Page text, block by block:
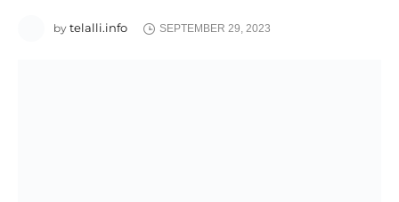
by telalli.info SEPTEMBER 29, 2023